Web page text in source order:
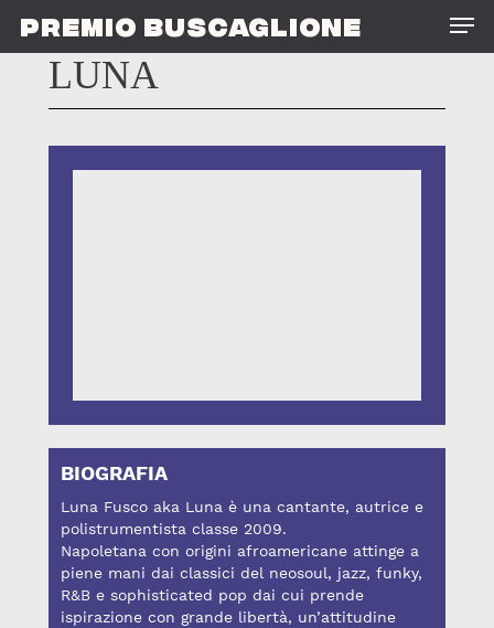
main
PREMIO BUSCAGLIONE
LUNA
BIOGRAFIA
Luna Fusco aka Luna è una cantante, autrice e
polistrumentista classe 2009.
Napoletana con origini afroamericane attinge a
piene mani dai classici del neosoul, jazz, funky,
R&B e sophisticated pop dai cui prende
ispirazione con grande libertà, un’attitudine